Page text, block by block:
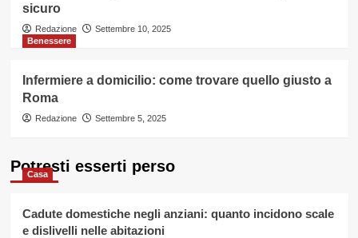
sicuro
Redazione
Settembre 10, 2025
Benessere
Infermiere a domicilio: come trovare quello giusto a
Roma
Redazione Settembre 5, 2025
Potresti esserti perso
Casa
Cadute domestiche negli anziani: quanto incidono scale
e dislivelli nelle abitazioni